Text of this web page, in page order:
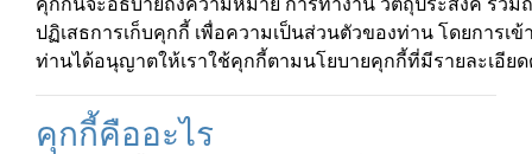
ปฏิเสธการเก็บคุกกี้ เพื่อความเป็นส่วนตัวของท่าน โดยการเข้
ท่านได้อนุญาตให้เราใช้คุกกี้ตามนโยบายคุกกี้ที่มีรายละเอีย
คุกกี้คืออะไร